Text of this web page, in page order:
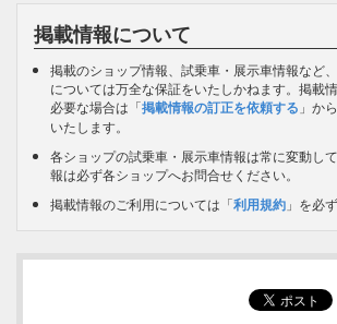
掲載情報について
掲載のショップ情報、試乗車・展示車情報など
については万全な保証をいたしかねます。掲載
必要な場合は「掲載情報の訂正を依頼する 」か
いたします。
各ショップの試乗車・展示車情報は常に変動し
報は必ず各ショップへお問合せください。
掲載情報のご利用については「利用規約 」を必